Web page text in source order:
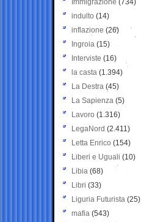
Immigrazione (734)
indulto (14)
inflazione (26)
Ingroia (15)
Interviste (16)
la casta (1.394)
La Destra (45)
La Sapienza (5)
Lavoro (1.316)
LegaNord (2.411)
Letta Enrico (154)
Liberi e Uguali (10)
Libia (68)
Libri (33)
Liguria Futurista (25)
mafia (543)